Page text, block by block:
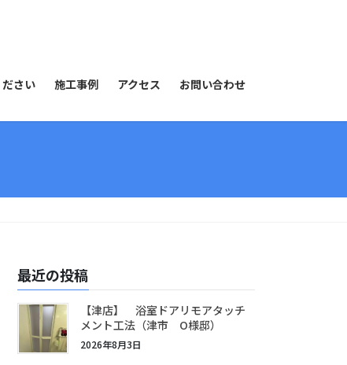
さい 施工事例 アクセス お問い合わせ
最近の投稿
【津店】 浴室ドアリモアタッチ
メント工法（津市 O様邸）
2026年8月3日